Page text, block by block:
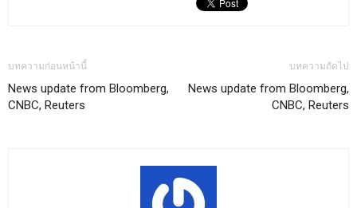
บทความก่อนหน้านี้
News update from Bloomberg,
CNBC, Reuters
บทความถัดไป
News update from Bloomberg,
CNBC, Reuters